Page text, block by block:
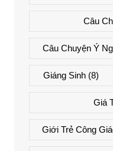
Câu
Câu Chuyện Ý
Giáng Sinh (8)
Giá
Giới Trẻ Công